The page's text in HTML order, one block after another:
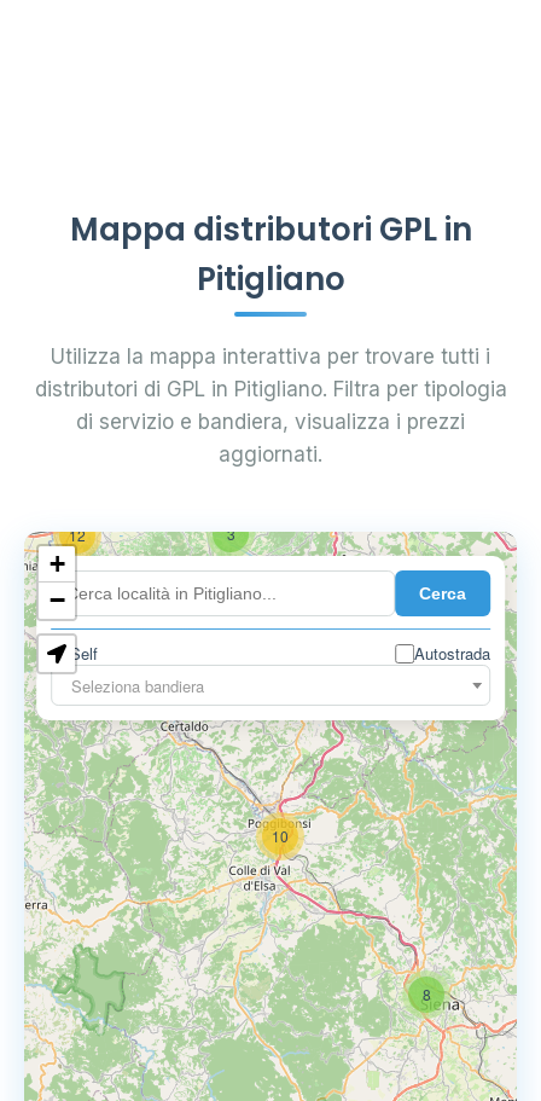
Mappa distributori GPL in
Pitigliano
Utilizza la mappa interattiva per trovare tutti i
distributori di GPL in Pitigliano. Filtra per tipologia
di servizio e bandiera, visualizza i prezzi
aggiornati.
Cerca
Self
Autostrada
Seleziona bandiera
8
3
10
3
3
12
+
−